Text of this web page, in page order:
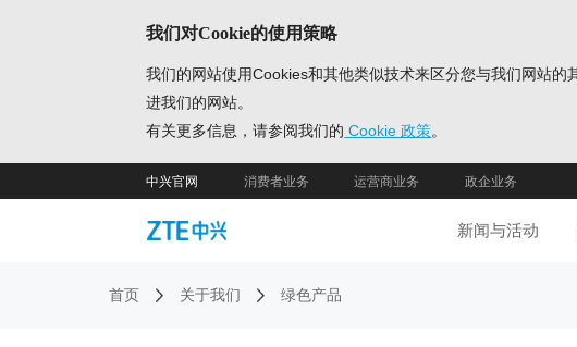
我们对Cookie的使用策略
我们的网站使用Cookies和其他类似技术来区分您与我们网站
进我们的网站。
有关更多信息，请参阅我们的 Cookie 政策。
中兴官网 消费者业务 运营商业务 政企业务
新闻与活动
首页 关于我们 绿色产品